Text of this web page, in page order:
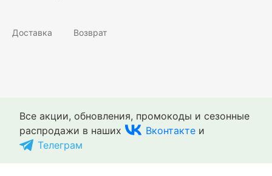
Доставка Возврат
Все акции, обновления, промокоды и сезонные
распродажи в наших
Вконтакте и
Телеграм